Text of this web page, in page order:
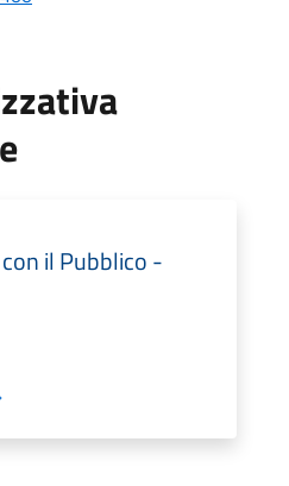
il Pubblico -